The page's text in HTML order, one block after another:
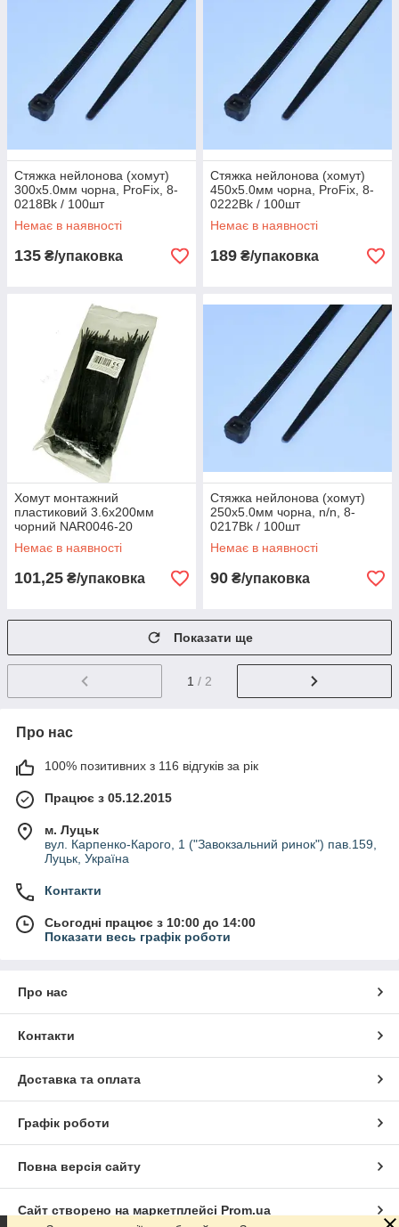
Стяжка нейлонова (хомут)
300х5.0мм чорна, ProFix, 8-
0218Bk / 100шт
Немає в наявності
135 ₴/упаковка
Стяжка нейлонова (хомут)
450х5.0мм чорна, ProFix, 8-
0222Bk / 100шт
Немає в наявності
189 ₴/упаковка
Хомут монтажний
пластиковий 3.6х200мм
чорний NAR0046-20
упак.100шт
Немає в наявності
101,25 ₴/упаковка
Стяжка нейлонова (хомут)
250х5.0мм чорна, n/n, 8-
0217Bk / 100шт
Немає в наявності
90 ₴/упаковка
Показати ще
1 / 2
Про нас
100% позитивних з 116 відгуків за рік
Працює з 05.12.2015
м. Луцьк
вул. Карпенко-Карого, 1 ("Завокзальний ринок") пав.159,
Луцьк, Україна
Контакти
Сьогодні працює з 10:00 до 14:00
Показати весь графік роботи
Про нас
Контакти
Доставка та оплата
Графік роботи
Повна версія сайту
Сайт створено на маркетплейсі Prom.ua